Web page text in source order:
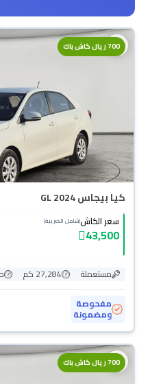
700 ريال كاش باك
كيا بيجاس GL 2024
سعر الكاش(شامل الضريبة)
43,500
مستعملة 27,284 كم
مفحوصة
ومضمونة
700 ريال كاش باك